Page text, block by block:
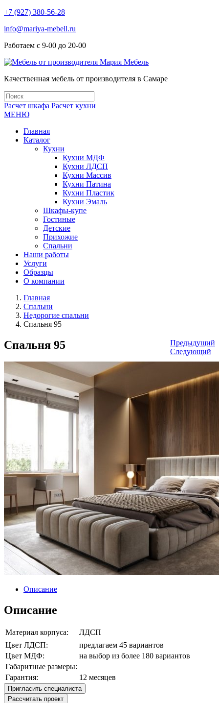
+7 (927) 380-56-28
info@mariya-mebell.ru
Работаем с 9-00 до 20-00
Качественная мебель от производителя в Самаре
Расчет шкафа Расчет кухни
МЕНЮ
Главная
Каталог
Кухни
Кухни МДФ
Кухни ЛДСП
Кухни Массив
Кухни Патина
Кухни Пластик
Кухни Эмаль
Шкафы-купе
Гостиные
Детские
Прихожие
Спальни
Наши работы
Услуги
Образцы
О компании
Главная
Спальни
Недорогие спальни
Спальня 95
Предыдущий
Следующий
Спальня 95
Описание
Описание
Материал корпуса:
ЛДСП
Цвет ЛДСП:
предлагаем 45 вариантов
Цвет МДФ:
на выбор из более 180 вариантов
Габаритные размеры:
Гарантия:
12 месяцев
Пригласить специалиста
Рассчитать проект